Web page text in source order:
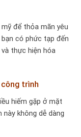
để thỏa mãn yêu
có phức tạp đến
thực hiện hóa
trình
hiếm gặp ở mặt
này không dễ dàng